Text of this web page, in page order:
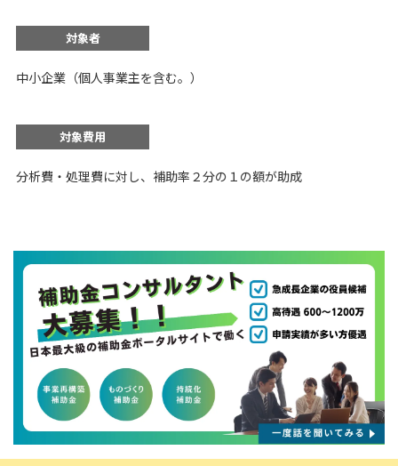
対象者
中小企業（個人事業主を含む。）
対象費用
分析費・処理費に対し、補助率２分の１の額が助成